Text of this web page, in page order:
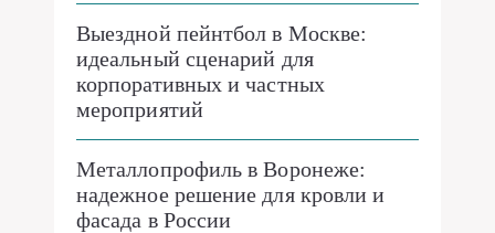
Выездной пейнтбол в Москве:
идеальный сценарий для
корпоративных и частных
мероприятий
Металлопрофиль в Воронеже:
надежное решение для кровли и
фасада в России